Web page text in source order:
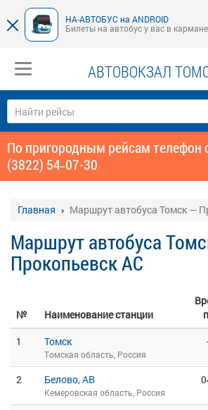
НА-АВТОБУС на ANDROID
Билеты на автобус у вас в кармане
АВТОВОКЗАЛ
По пригородным рейсам телефон
(3822) 54‑07-30
Главная Маршрут автобуса Томск —
Маршрут автобуса
Прокопьевск АС
№ Наименование станции
1
Томск
Томская область, Россия
2 Белово, АВ
Кемеровская область, Россия